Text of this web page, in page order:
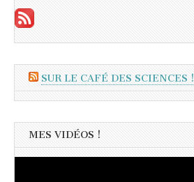
SUR LE CAFÉ DES SCIENCES !
MES VIDÉOS !